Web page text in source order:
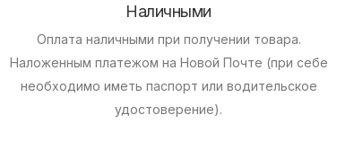
Наличными
Оплата наличными при получении товара.
Наложенным платежом на Новой Почте (при себе
необходимо иметь паспорт или водительское
удостоверение).